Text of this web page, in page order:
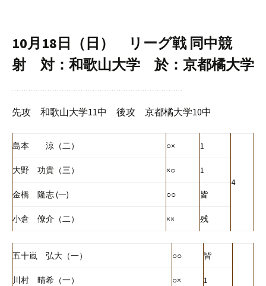
10月18日（日） リーグ戦 同中競
射 対：和歌山大学 於：京都橘大学
先攻 和歌山大学11中 後攻 京都橘大学10中
島本 涼（二） ○× 1
4
大野 功貴（三） ×○ 1
金橋 隆志 (一) ○○ 皆
小倉 僚介（二） ×× 残
五十嵐 弘大（一） ○○ 皆
川村 晴希（一） ○× 1